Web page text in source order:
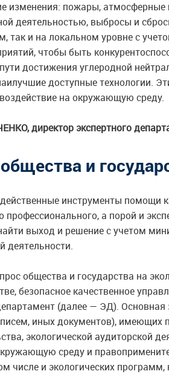
изменения: пожары, атмосферные
деятельностью, выбросы и
так и на локальном уровне с
чтобы быть
достижения углеродной
доступные технологии.
на окружающую среду.
директор экспертного
и
инструменты помощи
профессионального, а порой и
выход и решение с учетом
деятельности.
общества и государства на
безопасное качественное
(далее — ЭД). Основная
иных документов), имеющих
экологической аудиторской
среду и
числе и экологических